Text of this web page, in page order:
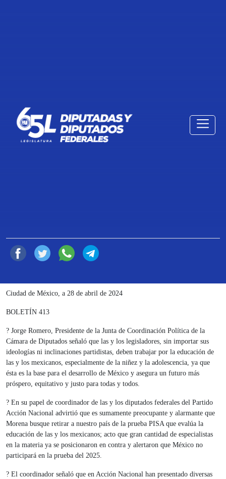
Ciudad de México, a 28 de abril de 2024
BOLETÍN 413
? Jorge Romero, Presidente de la Junta de Coordinación Política de la
Cámara de Diputados señaló que las y los legisladores, sin importar sus
ideologías ni inclinaciones partidistas, deben trabajar por la educación de
las y los mexicanos, especialmente de la niñez y la adolescencia, ya que
ésta es la base para el desarrollo de México y asegura un futuro más
próspero, equitativo y justo para todas y todos.
? En su papel de coordinador de las y los diputados federales del Partido
Acción Nacional advirtió que es sumamente preocupante y alarmante que
Morena busque retirar a nuestro país de la prueba PISA que evalúa la
educación de las y los mexicanos; acto que gran cantidad de especialistas
en la materia ya se posicionaron en contra y alertaron que México no
participará en la prueba del 2025.
? El coordinador señaló que en Acción Nacional han presentado diversas